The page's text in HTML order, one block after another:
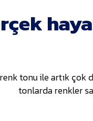
tonu ile artık çok
tonlarda renkler